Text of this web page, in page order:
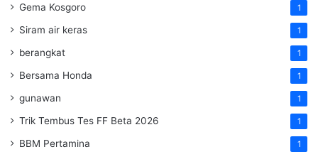
Gema Kosgoro 1
Siram air keras 1
berangkat 1
Bersama Honda 1
gunawan 1
Trik Tembus Tes FF Beta 2026 1
BBM Pertamina 1